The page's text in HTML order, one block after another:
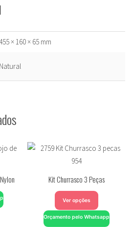
× 160 × 65 mm
Natural
Kit Churrasco 3 Peças
Ver opções
Orçamento pelo Whatsapp